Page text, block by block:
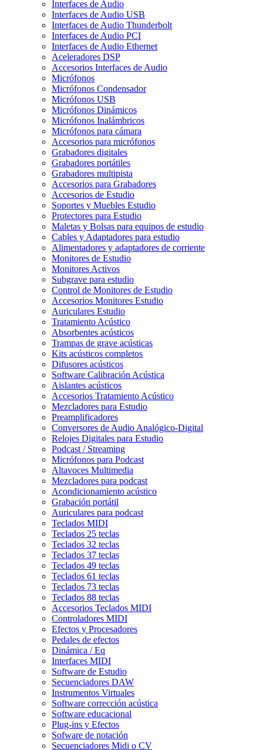
Interfaces de Audio
Interfaces de Audio USB
Interfaces de Audio Thunderbolt
Interfaces de Audio PCI
Interfaces de Audio Ethernet
Aceleradores DSP
Accesorios Interfaces de Audio
Micrófonos
Micrófonos Condensador
Micrófonos USB
Micrófonos Dinámicos
Micrófonos Inalámbricos
Micrófonos para cámara
Accesorios para micrófonos
Grabadores digitales
Grabadores portátiles
Grabadores multipista
Accesorios para Grabadores
Accesorios de Estudio
Soportes y Muebles Estudio
Protectores para Estudio
Maletas y Bolsas para equipos de estudio
Cables y Adaptadores para estudio
Alimentadores y adaptadores de corriente
Monitores de Estudio
Monitores Activos
Subgrave para estudio
Control de Monitores de Estudio
Accesorios Monitores Estudio
Auriculares Estudio
Tratamiento Acústico
Absorbentes acústicos
Trampas de grave acústicas
Kits acústicos completos
Difusores acústicos
Software Calibración Acústica
Aislantes acústicos
Accesorios Tratamiento Acústico
Mezcladores para Estudio
Preamplificadores
Conversores de Audio Analógico-Digital
Relojes Digitales para Estudio
Podcast / Streaming
Micrófonos para Podcast
Altavoces Multimedia
Mezcladores para podcast
Acondicionamiento acústico
Grabación portátil
Auriculares para podcast
Teclados MIDI
Teclados 25 teclas
Teclados 32 teclas
Teclados 37 teclas
Teclados 49 teclas
Teclados 61 teclas
Teclados 73 teclas
Teclados 88 teclas
Accesorios Teclados MIDI
Controladores MIDI
Efectos y Procesadores
Pedales de efectos
Dinámica / Eq
Interfaces MIDI
Software de Estudio
Secuenciadores DAW
Instrumentos Virtuales
Software corrección acústica
Software educacional
Plug-ins y Efectos
Sofware de notación
Secuenciadores Midi o CV